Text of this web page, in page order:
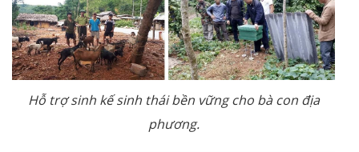
Hỗ trợ sinh kế sinh thái bền vững cho bà con địa
phương.